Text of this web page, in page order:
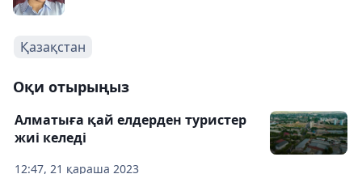
Қазақстан
Оқи отырыңыз
12:47, 21 қараша 2023
Алматыға қай елдерден туристер
жиі келеді